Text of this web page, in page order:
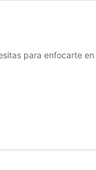
para enfocarte